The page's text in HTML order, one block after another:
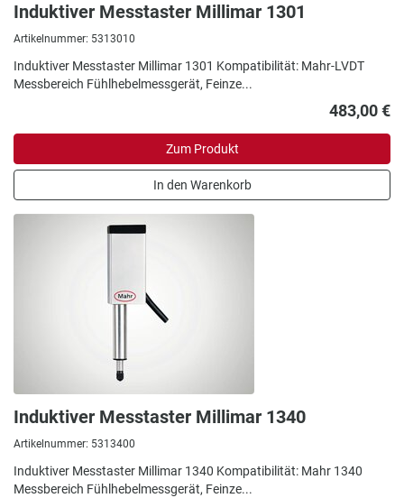
Induktiver Messtaster Millimar 1301
Artikelnummer: 5313010
Induktiver Messtaster Millimar 1301 Kompatibilität: Mahr-LVDT
Messbereich Fühlhebelmessgerät, Feinze...
483,00 €
Zum Produkt
In den Warenkorb
Induktiver Messtaster Millimar 1340
Artikelnummer: 5313400
Induktiver Messtaster Millimar 1340 Kompatibilität: Mahr 1340
Messbereich Fühlhebelmessgerät, Feinze...